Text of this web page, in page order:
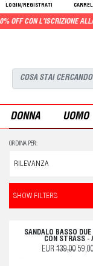
LOGIN/REGISTRATI
OFF CON L'ISCRIZIONE ALLA
DONNA UOMO
ORDINA PER:
SHOW FILTERS
SANDALO BASSO DUE
CON STRASS -
EUR139,0059,00